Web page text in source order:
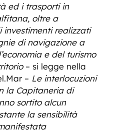
ed i trasporti in
oltre a
investimenti realizzati
di navigazione a
e del turismo
– si legge nella
– Le interlocuzioni
la Capitaneria di
sortito alcun
la sensibilità